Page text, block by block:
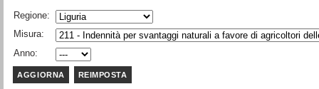
Regione:
Misura:
Anno: